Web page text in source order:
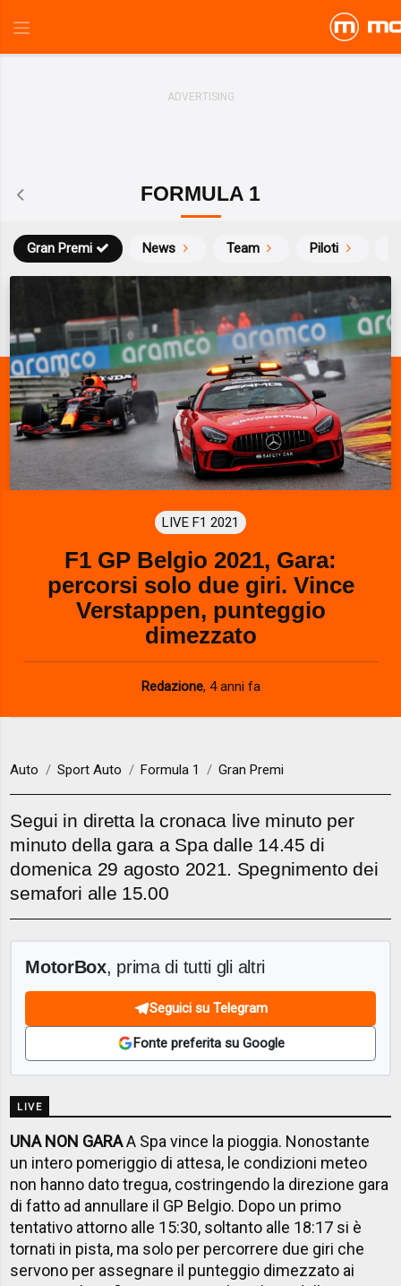
FORMULA 1
News
Gran Premi Team Piloti
LIVE F1 2021
F1 GP Belgio 2021, Gara:
percorsi solo due giri. Vince
Verstappen, punteggio
dimezzato
Redazione, 4 anni fa
Auto Sport Auto Formula 1 Gran Premi
Segui in diretta la cronaca live minuto per
minuto della gara a Spa dalle 14.45 di
domenica 29 agosto 2021. Spegnimento dei
semafori alle 15.00
MotorBox, prima di tutti gli altri
Seguici su Telegram
Fonte preferita su Google
LIVE
UNA NON GARAA Spa vince la pioggia. Nonostante
un intero pomeriggio di attesa, le condizioni meteo
non hanno dato tregua, costringendo la direzione gara
di fatto ad annullare il GP Belgio. Dopo un primo
tentativo attorno alle 15:30, soltanto alle 18:17 si è
tornati in pista, ma solo per percorrere due giri che
servono per assegnare il punteggio dimezzato ai